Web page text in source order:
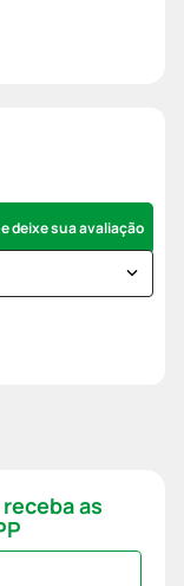
deixe sua avaliação
as